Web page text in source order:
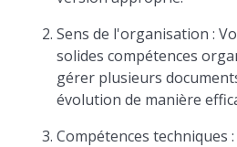
Sens de l'organisation :
solides compétences
gérer plusieurs
évolution de manière
Compétences techniques